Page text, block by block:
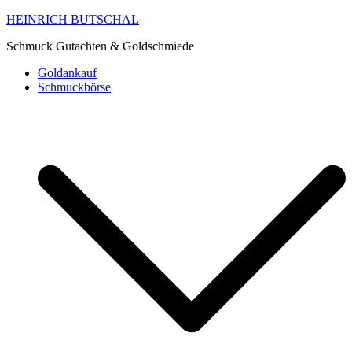
HEINRICH BUTSCHAL
Schmuck Gutachten & Goldschmiede
Goldankauf
Schmuckbörse